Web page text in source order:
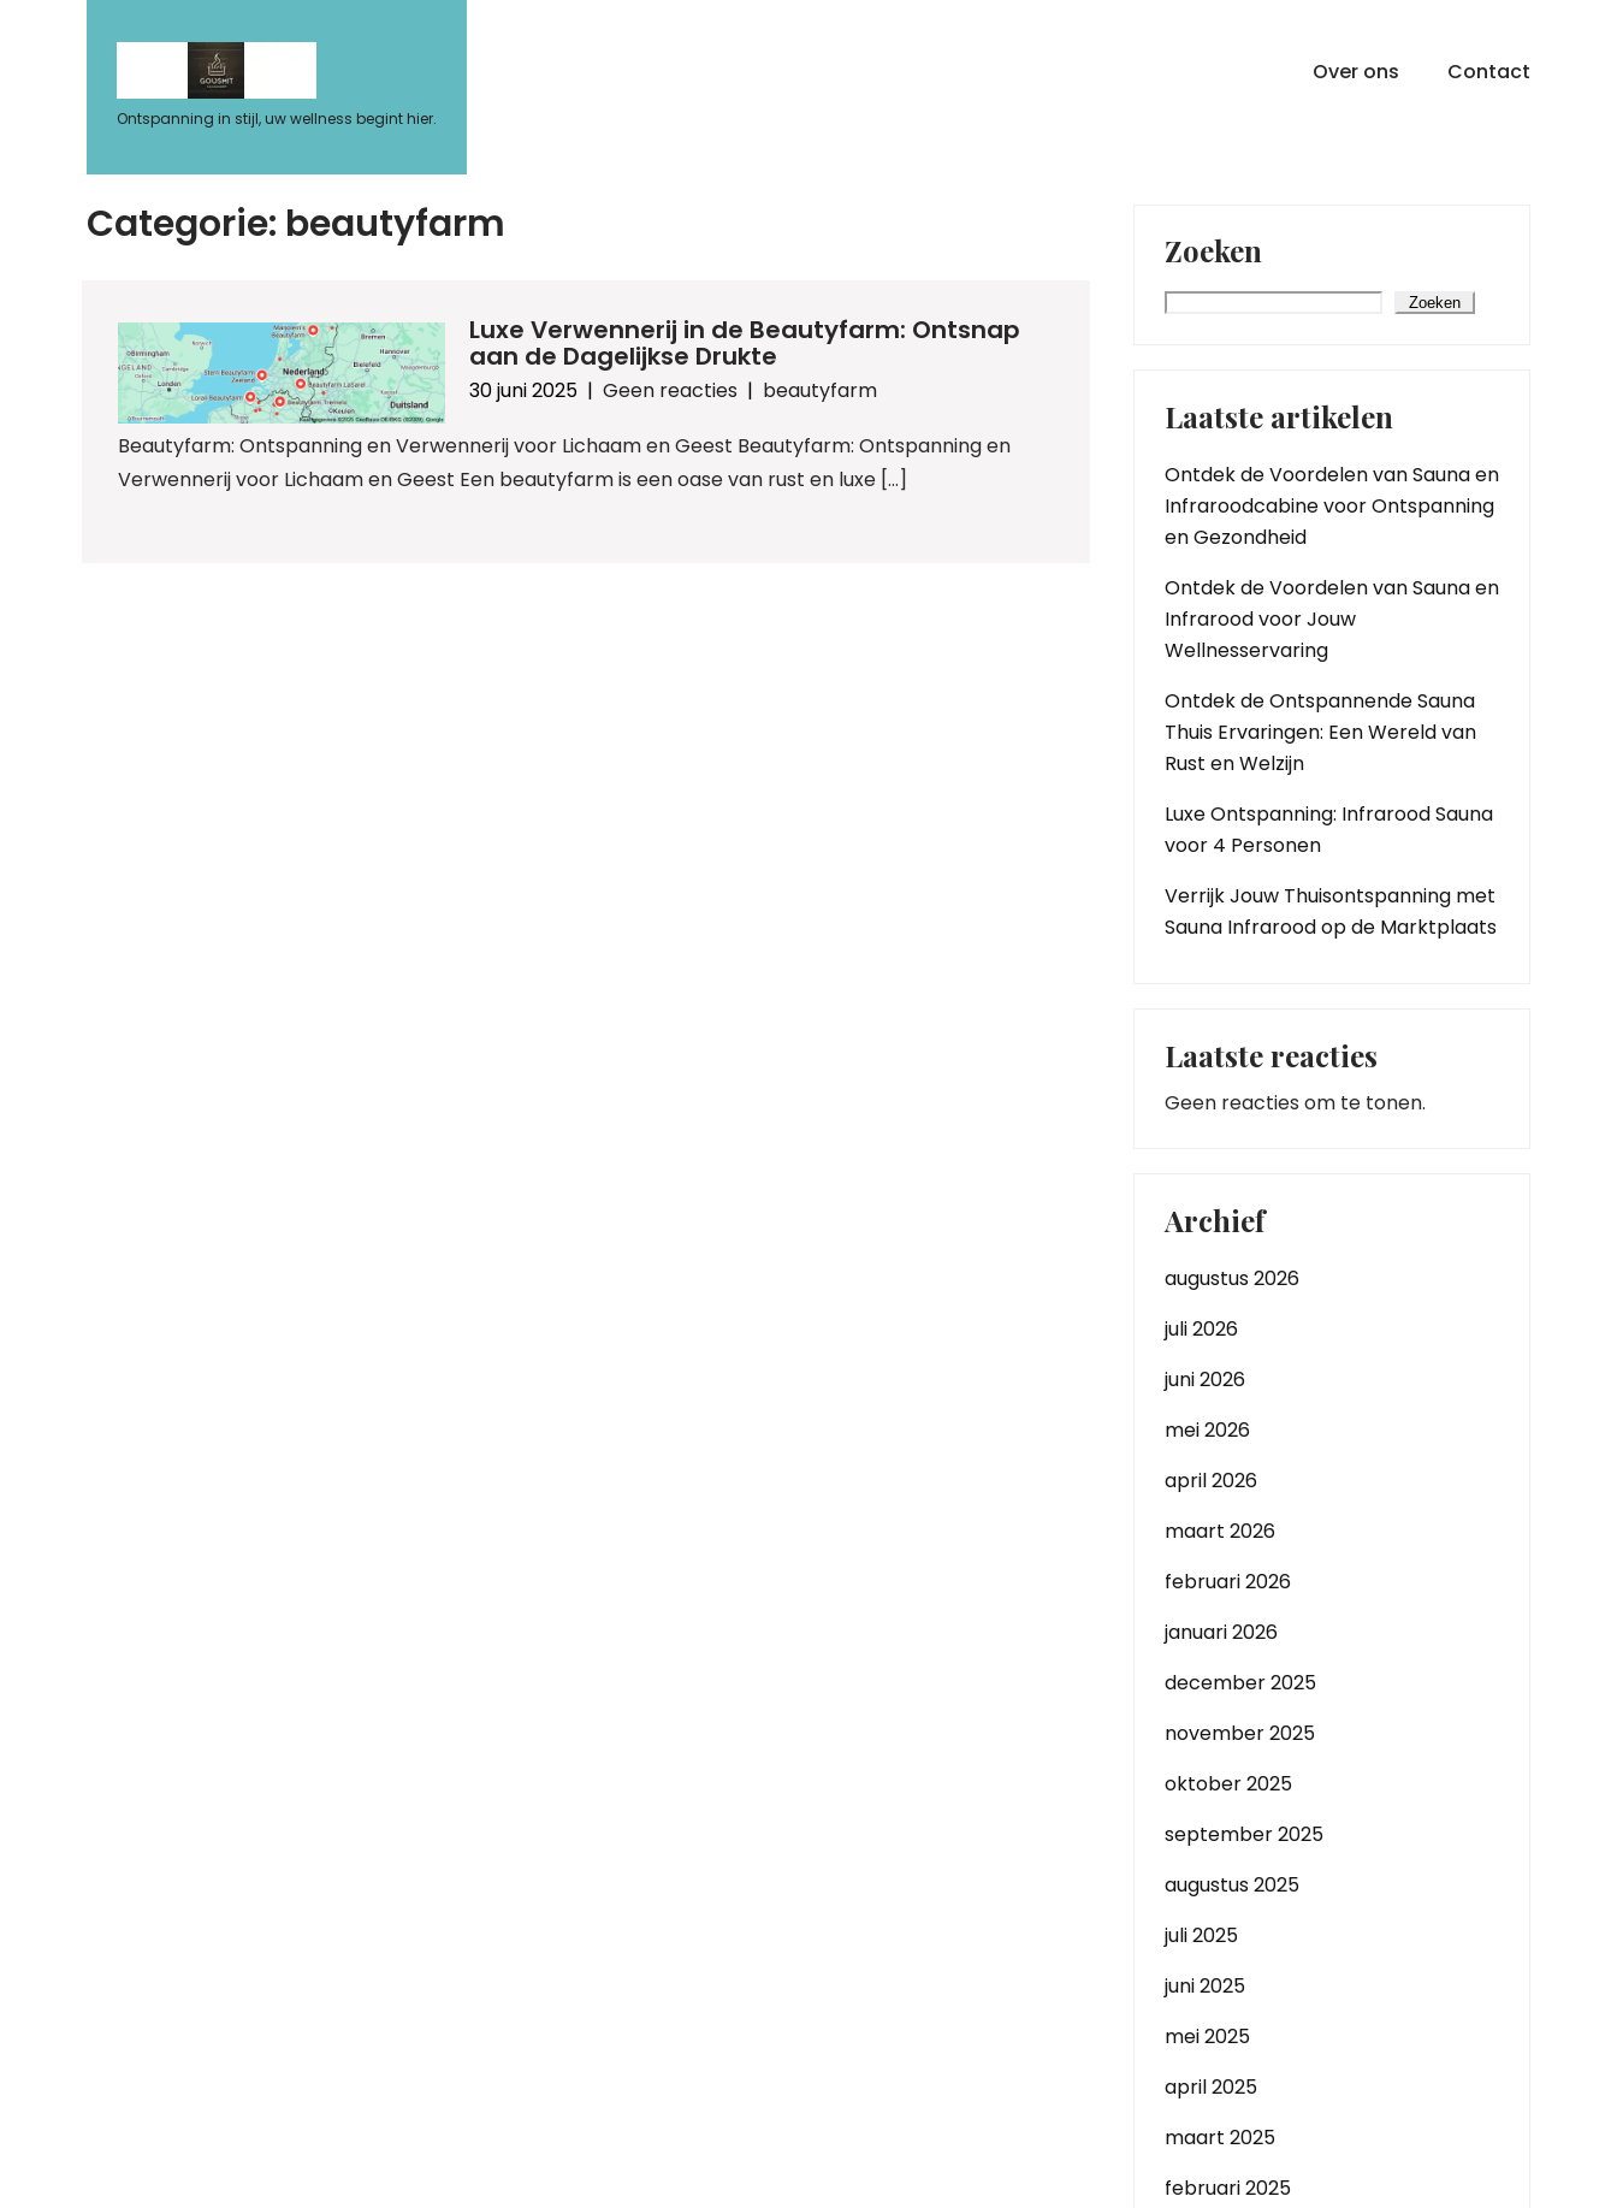
Ontspanning in stijl, uw wellness begint hier.
Over ons Contact
Categorie: beautyfarm
Luxe Verwennerij in de Beautyfarm: Ontsnap
aan de Dagelijkse Drukte
30 juni 2025 |Geen reacties | beautyfarm
Beautyfarm: Ontspanning en Verwennerij voor Lichaam en Geest Beautyfarm: Ontspanning en
Verwennerij voor Lichaam en Geest Een beautyfarm is een oase van rust en luxe […]
Zoeken
Zoeken
Laatste artikelen
Ontdek de Voordelen van Sauna en
Infraroodcabine voor Ontspanning
en Gezondheid
Ontdek de Voordelen van Sauna en
Infrarood voor Jouw
Wellnesservaring
Ontdek de Ontspannende Sauna
Thuis Ervaringen: Een Wereld van
Rust en Welzijn
Luxe Ontspanning: Infrarood Sauna
voor 4 Personen
Verrijk Jouw Thuisontspanning met
Sauna Infrarood op de Marktplaats
Laatste reacties
Geen reacties om te tonen.
Archief
augustus 2026
juli 2026
juni 2026
mei 2026
april 2026
maart 2026
februari 2026
januari 2026
december 2025
november 2025
oktober 2025
september 2025
augustus 2025
juli 2025
juni 2025
mei 2025
april 2025
maart 2025
februari 2025